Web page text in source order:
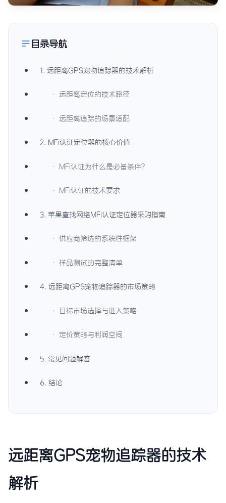
目录导航
1. 远距离GPS宠物追踪器的技术解析
· 远距离定位的技术路径
· 远距离追踪的场景适配
2. MFi认证定位器的核心价值
· MFi认证为什么是必备条件？
· MFi认证的技术要求
3. 苹果查找网络MFi认证定位器采购指南
· 供应商筛选的系统性框架
· 样品测试的完整清单
4. 远距离GPS宠物追踪器的市场策略
· 目标市场选择与进入策略
· 定价策略与利润空间
5. 常见问题解答
6. 结论
远距离GPS宠物追踪器的技术
解析